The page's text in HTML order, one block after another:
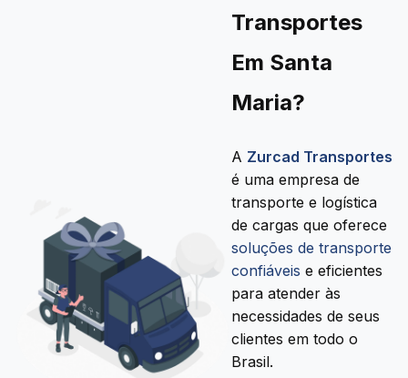
Transportes
Em Santa
Maria?
A Zurcad Transportes
é uma empresa de
transporte e logística
de cargas que oferece
soluções de transporte
confiáveis e eficientes
para atender às
necessidades de seus
clientes em todo o
Brasil.